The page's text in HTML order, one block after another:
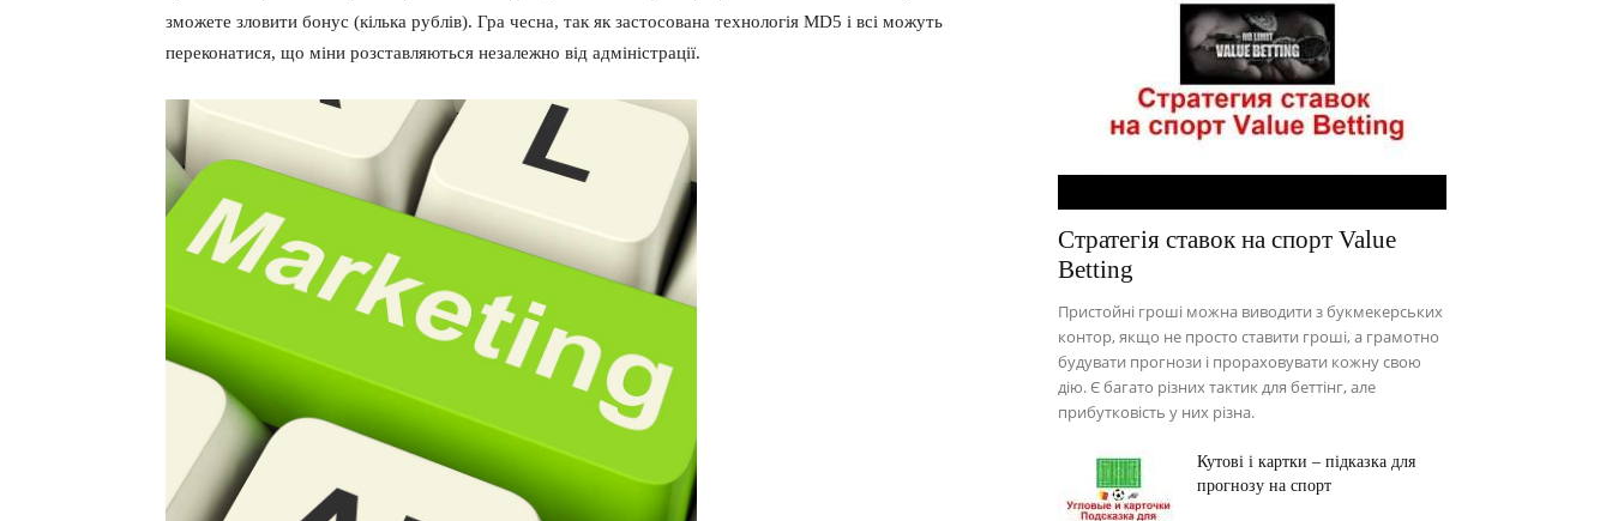
зможете зловити бонус (кілька рублів). Гра чесна, так як застосована технологія MD5 і всі можуть
переконатися, що міни розставляються незалежно від адміністрації.
Стратегія ставок на спорт Value
Betting
Пристойні гроші можна виводити з букмекерських
контор, якщо не просто ставити гроші, а грамотно
будувати прогнози і прораховувати кожну свою
дію. Є багато різних тактик для беттінг, але
прибутковість у них різна.
Кутові і картки – підказка для
прогнозу на спорт